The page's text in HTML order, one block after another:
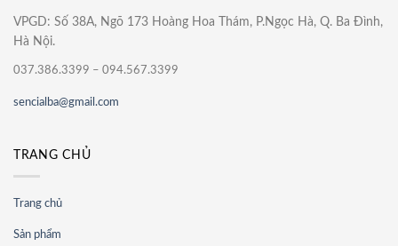
VPGD: Số 38A, Ngõ 173 Hoàng Hoa Thám, P.Ngọc Hà, Q. Ba Đình,
Hà Nội.
037.386.3399 – 094.567.3399
sencialba@gmail.com
TRANG CHỦ
Trang chủ
Sản phẩm